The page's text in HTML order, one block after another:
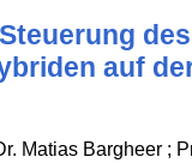
auf
Matias Bargheer ;